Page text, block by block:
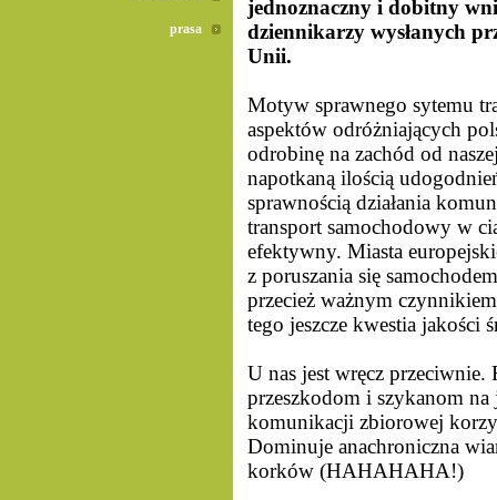
jednoznaczny i dobitny
dziennikarzy wysłanych
Unii.
Motyw sprawnego sytemu
aspektów odróżniających
odrobinę na zachód od
napotkaną ilością
sprawnością działania
transport samochodowy w
efektywny. Miasta
z poruszania się
przecież ważnym
tego jeszcze kwestia jakości
U nas jest wręcz
przeszkodom i szykanom
komunikacji zbiorowej
Dominuje anachroniczna
korków (HAHAHAHA!)
prasa